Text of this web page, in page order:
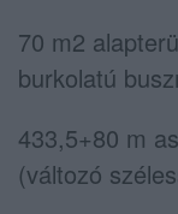
70 m2
burkolatú
433,5+80 m
(változó